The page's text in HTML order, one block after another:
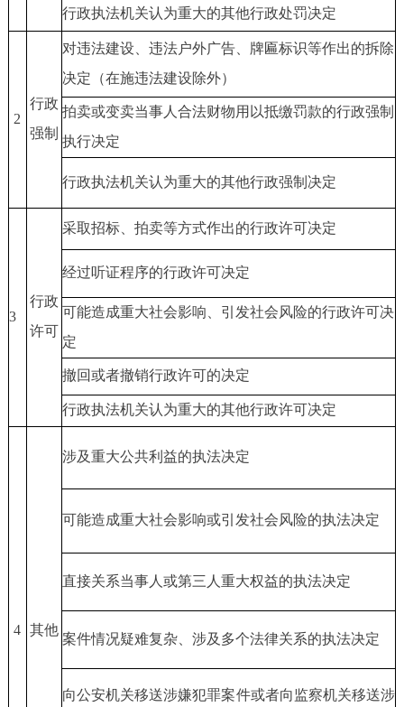
行政执法机关认为重大的其他行政处罚决定
2
行政
强制
对违法建设、 违法户外广告、牌匾标识等作出的拆除
决定（在施违法建设除外）
拍卖或变卖当事人合法财物用以抵缴罚款的行政强制
执行决定
行政执法机关认为重大的其他行政强制 决定
3
行政
许可
采取招标、拍卖等方式作出的行政许可决定
经过听证程序的行政许可决定
可能造成重大社会影响、引发社会风险的行政许可决
定
撤回或者撤销行政许可的决定
行政执法机关认为重大的其他行政许可决定
4 其他
涉及重大公共利益的执法决定
可能造成重大社会影响或引发社会风险的执法决定
直接关系当事人 或第三人重大权益的执法决定
案件情况疑难复杂、涉及多个法律关系的执法决定
向公安机关移送涉嫌犯罪案件或者向监察机关移送涉